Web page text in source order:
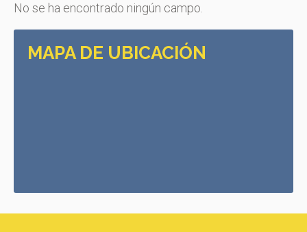
No se ha encontrado ningún campo.
MAPA DE UBICACIÓN